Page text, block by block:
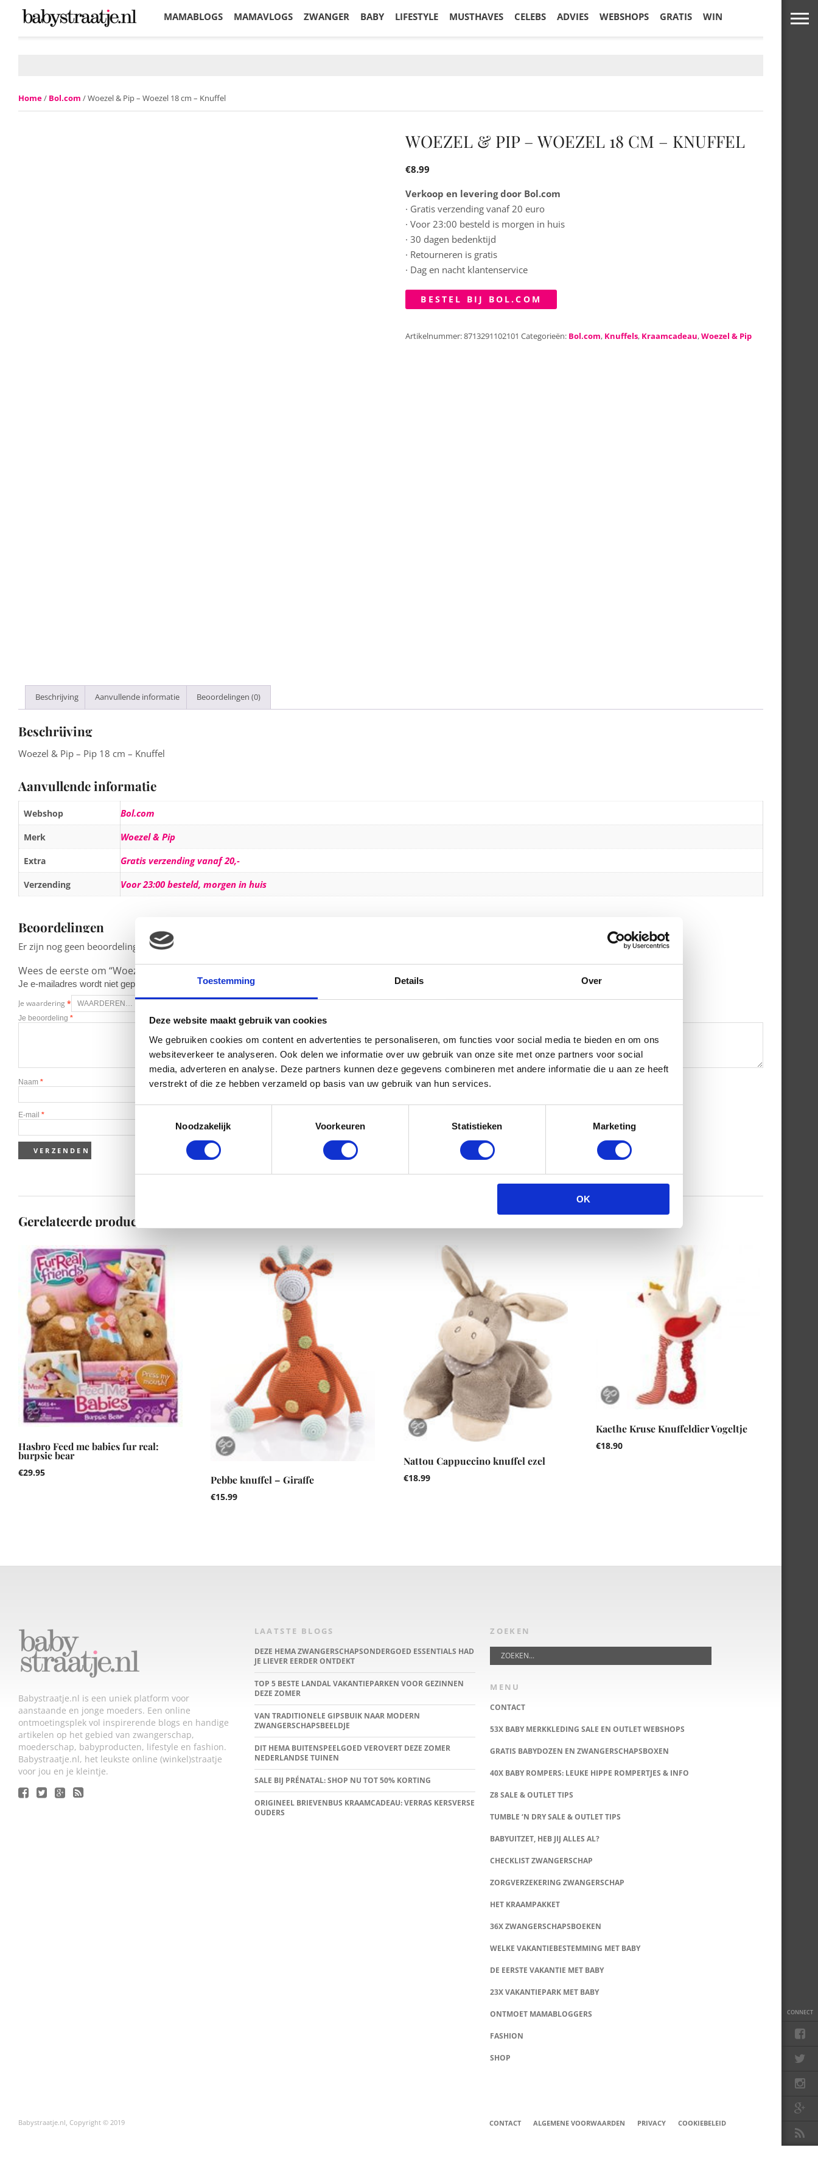
Toestemming Details Over
Deze website maakt gebruik van cookies
We gebruiken cookies om content en advertenties te personaliseren, om functies voor social media te bieden en om ons
websiteverkeer te analyseren. Ook delen we informatie over uw gebruik van onze site met onze partners voor social
media, adverteren en analyse. Deze partners kunnen deze gegevens combineren met andere informatie die u aan ze heeft
verstrekt of die ze hebben verzameld op basis van uw gebruik van hun services.
Noodzakelijk
Voorkeuren Statistieken Marketing
OK
CONNECT
MAMABLOGS MAMAVLOGS ZWANGER BABY LIFESTYLE MUSTHAVES CELEBS ADVIES WEBSHOPS GRATIS WIN
Home/ Bol.com / Woezel & Pip – Woezel 18 cm – Knuffel
WOEZEL & PIP – WOEZEL 18 CM – KNUFFEL
€8.99
Verkoop en levering door Bol.com
· Gratis verzending vanaf 20 euro
· Voor 23:00 besteld is morgen in huis
· 30 dagen bedenktijd
· Retourneren is gratis
· Dag en nacht klantenservice
BESTEL BIJ BOL.COM
Artikelnummer:8713291102101 Categorieën: Bol.com, Knuffels, Kraamcadeau,Woezel & Pip
Beschrijving Aanvullende informatie Beoordelingen (0)
Beschrijving
Woezel & Pip – Pip 18 cm – Knuffel
Aanvullende informatie
Webshop Bol.com
Merk Woezel & Pip
Extra Gratis verzending vanaf 20,-
Verzending Voor 23:00 besteld, morgen in huis
Beoordelingen
Er zijn nog geen beoordelingen.
Wees de eerste om “Woezel & Pip – Woezel 18 cm – Knuffel” te beoordelen
Je e-mailadres wordt niet gepubliceerd. Vereiste velden zijn gemarkeerd met
Je waardering *
Je beoordeling *
Naam *
E-mail *
Gerelateerde producten
Hasbro Feed me babies fur real:
burpsie bear
€29.95
Pebbe knuffel – Giraffe
€15.99
Nattou Cappuccino knuffel ezel
€18.99
Kaethe Kruse Knuffeldier Vogeltje
€18.90
Babystraatje.nl is een uniek platform voor
aanstaande en jonge moeders. Een online
ontmoetingsplek vol inspirerende blogs en handige
artikelen op het gebied van zwangerschap,
moederschap, babyproducten, lifestyle en fashion.
Babystraatje.nl, het leukste online (winkel)straatje
voor jou en je kleintje.
LAATSTE BLOGS
DEZE HEMA ZWANGERSCHAPSONDERGOED ESSENTIALS HAD
JE LIEVER EERDER ONTDEKT
TOP 5 BESTE LANDAL VAKANTIEPARKEN VOOR GEZINNEN
DEZE ZOMER
VAN TRADITIONELE GIPSBUIK NAAR MODERN
ZWANGERSCHAPSBEELDJE
DIT HEMA BUITENSPEELGOED VEROVERT DEZE ZOMER
NEDERLANDSE TUINEN
SALE BIJ PRÉNATAL: SHOP NU TOT 50% KORTING
ORIGINEEL BRIEVENBUS KRAAMCADEAU: VERRAS KERSVERSE
OUDERS
ZOEKEN
MENU
CONTACT
53X BABY MERKKLEDING SALE EN OUTLET WEBSHOPS
GRATIS BABYDOZEN EN ZWANGERSCHAPSBOXEN
40X BABY ROMPERS: LEUKE HIPPE ROMPERTJES & INFO
Z8 SALE & OUTLET TIPS
TUMBLE ‘N DRY SALE & OUTLET TIPS
BABYUITZET, HEB JIJ ALLES AL?
CHECKLIST ZWANGERSCHAP
ZORGVERZEKERING ZWANGERSCHAP
HET KRAAMPAKKET
36X ZWANGERSCHAPSBOEKEN
WELKE VAKANTIEBESTEMMING MET BABY
DE EERSTE VAKANTIE MET BABY
23X VAKANTIEPARK MET BABY
ONTMOET MAMABLOGGERS
FASHION
SHOP
CONTACT ALGEMENE VOORWAARDEN PRIVACY COOKIEBELEID
Babystraatje.nl, Copyright © 2019